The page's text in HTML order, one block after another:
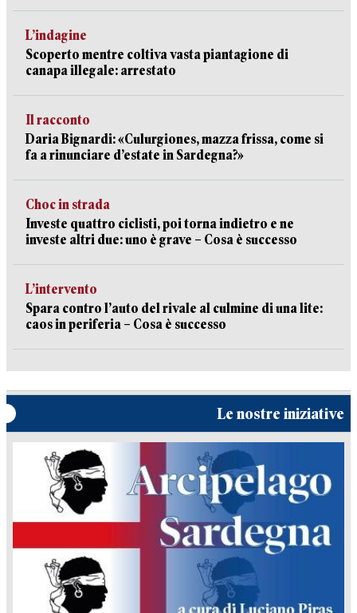
L’indagine
Scoperto mentre coltiva vasta piantagione di
canapa illegale: arrestato
Il racconto
Daria Bignardi: «Culurgiones, mazza frissa, come si
fa a rinunciare d’estate in Sardegna?»
Choc in strada
Investe quattro ciclisti, poi torna indietro e ne
investe altri due: uno è grave – Cosa è successo
L’intervento
Spara contro l’auto del rivale al culmine di una lite:
caos in periferia – Cosa è successo
Le nostre iniziative